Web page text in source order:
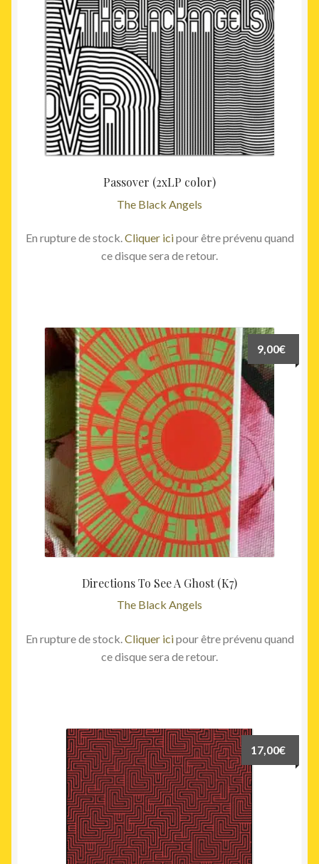
Passover (2xLP color)
The Black Angels
En rupture de stock.Cliquer icipour être prévenu quand
ce disque sera de retour.
Directions To See A Ghost (K7)
The Black Angels
9,00€
En rupture de stock.Cliquer icipour être prévenu quand
ce disque sera de retour.
17,00€